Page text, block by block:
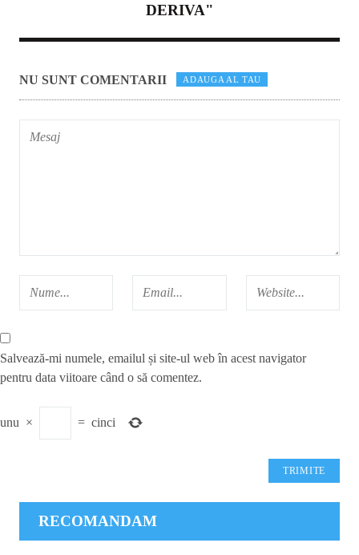
DERIVA"
NU SUNT COMENTARII ADAUGA AL TAU
Salvează-mi numele, emailul și site-ul web în acest navigator
pentru data viitoare când o să comentez.
unu × = cinci
RECOMANDAM